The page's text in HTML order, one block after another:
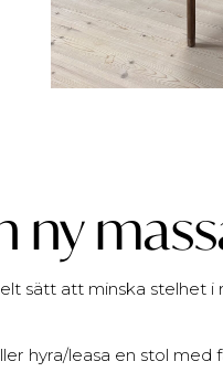
ny
sätt att minska
hyra/leasa en stol med